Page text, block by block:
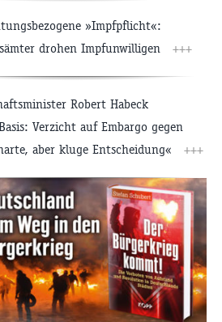
»Impfpflicht«:
drohen Impfunwilligen
+++
Robert Habeck
Verzicht auf Embargo gegen
aber kluge Entscheidung«
+++